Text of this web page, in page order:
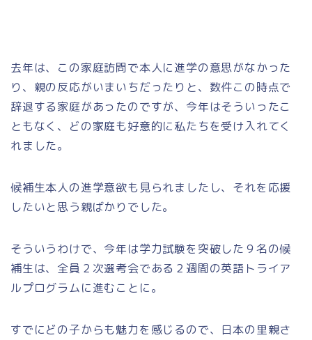
去年は、この家庭訪問で本人に進学の意思がなかった
り、親の反応がいまいちだったりと、数件この時点で
辞退する家庭があったのですが、今年はそういったこ
ともなく、どの家庭も好意的に私たちを受け入れてく
れました。
候補生本人の進学意欲も見られましたし、それを応援
したいと思う親ばかりでした。
そういうわけで、今年は学力試験を突破した９名の候
補生は、全員２次選考会である２週間の英語トライア
ルプログラムに進むことに。
すでにどの子からも魅力を感じるので、日本の里親さ